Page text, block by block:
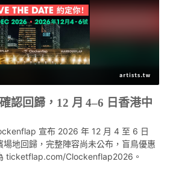
認回歸，12 月 4–6 日香港中
宣布 2026 年 12 月 4 至 6 日
場地回歸，完整陣容尚未公布，盲鳥優惠
ticketflap.com/Clockenflap2026。